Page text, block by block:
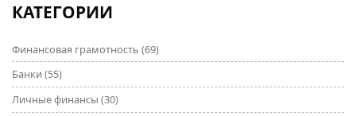
КАТЕГОРИИ
Финансовая грамотность (69)
Банки (55)
Личные финансы (30)